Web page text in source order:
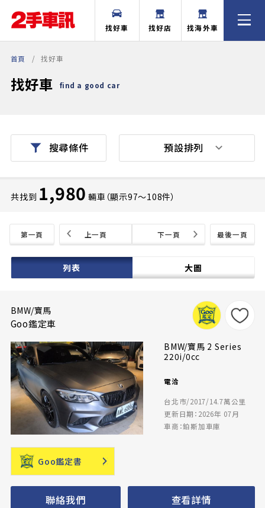
找好車 找好店 找海外車
首頁 找好車
找好車 find a good car
搜尋條件
共找到 1,980 輛車（顯示97〜108件）
第一頁 最後一頁
上一頁 下一頁
列表 大圖
預設排列
BMW/寶馬
Goo鑑定車
BMW/寶馬 2 Series
220i/0cc
電洽
台北市/2017/14.7萬公里
更新日期：2026年 07月
車商：鉑斯加車庫
Goo鑑定書
聯絡我們 查看詳情